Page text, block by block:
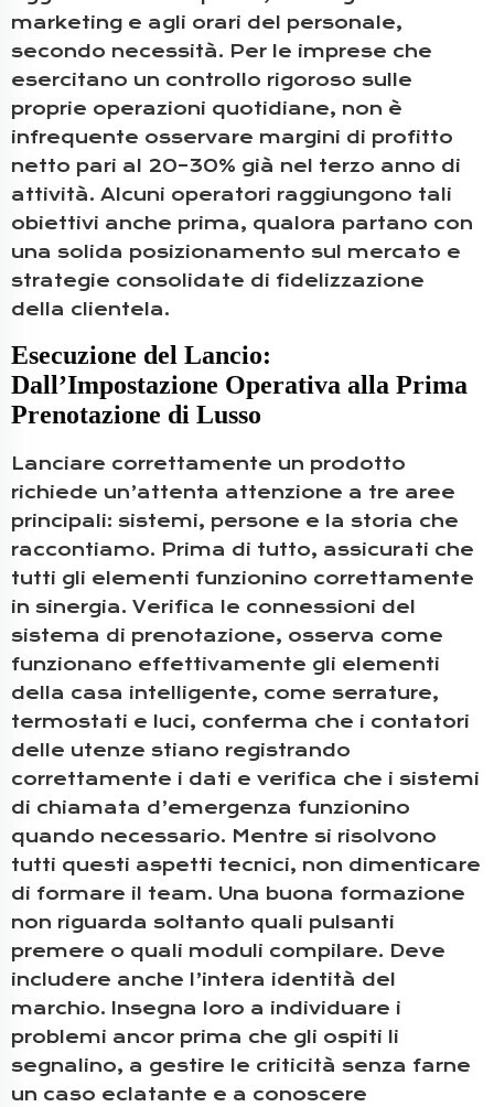
marketing e agli orari del personale,
secondo necessità. Per le imprese che
esercitano un controllo rigoroso sulle
proprie operazioni quotidiane, non è
infrequente osservare margini di profitto
netto pari al 20–30% già nel terzo anno di
attività. Alcuni operatori raggiungono tali
obiettivi anche prima, qualora partano con
una solida posizionamento sul mercato e
strategie consolidate di fidelizzazione
della clientela.
Esecuzione del Lancio:
Dall’Impostazione Operativa alla Prima
Prenotazione di Lusso
Lanciare correttamente un prodotto
richiede un’attenta attenzione a tre aree
principali: sistemi, persone e la storia che
raccontiamo. Prima di tutto, assicurati che
tutti gli elementi funzionino correttamente
in sinergia. Verifica le connessioni del
sistema di prenotazione, osserva come
funzionano effettivamente gli elementi
della casa intelligente, come serrature,
termostati e luci, conferma che i contatori
delle utenze stiano registrando
correttamente i dati e verifica che i sistemi
di chiamata d’emergenza funzionino
quando necessario. Mentre si risolvono
tutti questi aspetti tecnici, non dimenticare
di formare il team. Una buona formazione
non riguarda soltanto quali pulsanti
premere o quali moduli compilare. Deve
includere anche l’intera identità del
marchio. Insegna loro a individuare i
problemi ancor prima che gli ospiti li
segnalino, a gestire le criticità senza farne
un caso eclatante e a conoscere